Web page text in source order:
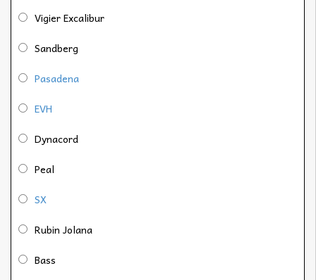
Vigier Excalibur
Sandberg
Pasadena
EVH
Dynacord
Peal
SX
Rubin Jolana
Bass